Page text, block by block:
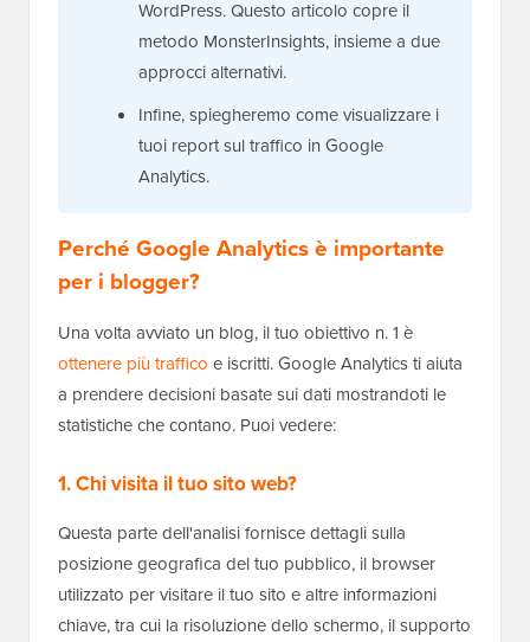
WordPress. Questo articolo copre il
metodo MonsterInsights, insieme a due
approcci alternativi.
Infine, spiegheremo come visualizzare i
tuoi report sul traffico in Google
Analytics.
Perché Google Analytics è importante
per i blogger?
Una volta avviato un blog, il tuo obiettivo n. 1 è
ottenere più traffico e iscritti. Google Analytics ti aiuta
a prendere decisioni basate sui dati mostrandoti le
statistiche che contano. Puoi vedere:
1. Chi visita il tuo sito web?
Questa parte dell'analisi fornisce dettagli sulla
posizione geografica del tuo pubblico, il browser
utilizzato per visitare il tuo sito e altre informazioni
chiave, tra cui la risoluzione dello schermo, il supporto